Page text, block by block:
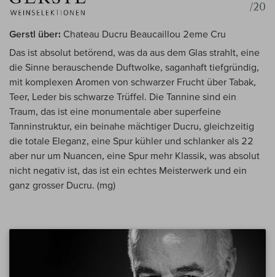
/20
Gerstl über: Chateau Ducru Beaucaillou 2eme Cru
Das ist absolut betörend, was da aus dem Glas strahlt, eine
die Sinne berauschende Duftwolke, saganhaft tiefgründig,
mit komplexen Aromen von schwarzer Frucht über Tabak,
Teer, Leder bis schwarze Trüffel. Die Tannine sind ein
Traum, das ist eine monumentale aber superfeine
Tanninstruktur, ein beinahe mächtiger Ducru, gleichzeitig
die totale Eleganz, eine Spur kühler und schlanker als 22
aber nur um Nuancen, eine Spur mehr Klassik, was absolut
nicht negativ ist, das ist ein echtes Meisterwerk und ein
ganz grosser Ducru. (mg)